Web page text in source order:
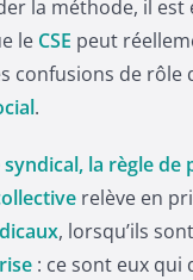
la méthode, il est
le CSE peut
confusions de rôle
.
la règle de
relève en
, lorsqu’ils
: ce sont eux qui